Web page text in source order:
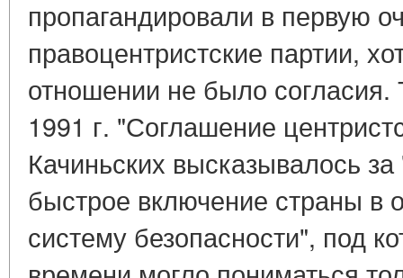
пропагандировали в первую
правоцентристские партии,
отношении не было согласия.
1991 г. "Соглашение
Качиньских высказывалось
быстрое включение страны в
систему безопасности", под